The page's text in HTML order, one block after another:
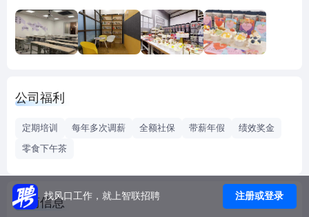
蒙内容及习惯养成体系，引导少儿科学思考、探究及科创能
力发展，培养面向未来世界的创新发展能力。 锐智海外升学
专注于为高端家庭提供名校有保障的升学方案。
公司福利
定期培训 每年多次调薪 全额社保 带薪年假
绩效奖金
零食下午茶
工商信息找风口工作，就上智联招聘 注册或登录